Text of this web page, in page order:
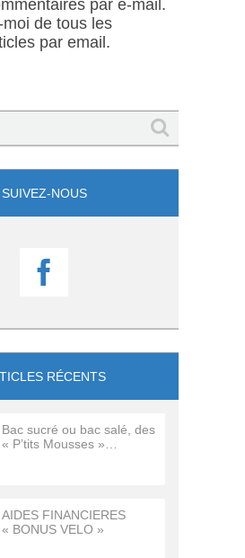
par e-mail.
de tous les
par email.
SUIVEZ-NOUS

RÉCENTS
Bac sucré ou bac salé, des
« P’tits Mousses »…
AIDES FINANCIERES
« BONUS VELO »